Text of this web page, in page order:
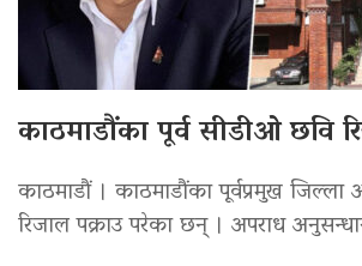
काठमाडौंका पूर्व सीडीओ छवि
काठमाडौं । काठमाडौंका पूर्वप्रमुख जिल्ला
रिजाल पक्राउ परेका छन् । अपराध